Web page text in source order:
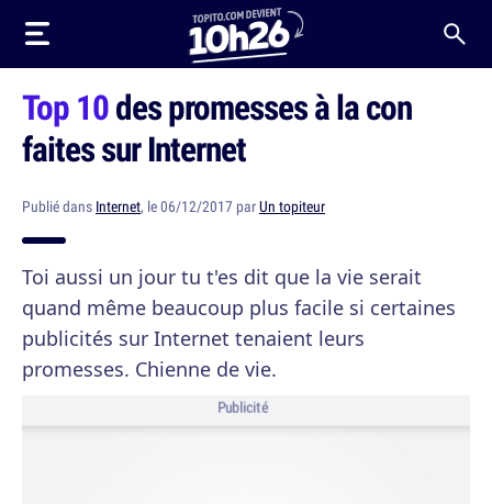
Top 10des promesses à la con
faites sur Internet
Publié dans Internet, le 06/12/2017 parUn topiteur
Toi aussi un jour tu t'es dit que la vie serait
quand même beaucoup plus facile si certaines
publicités sur Internet tenaient leurs
promesses. Chienne de vie.
Publicité